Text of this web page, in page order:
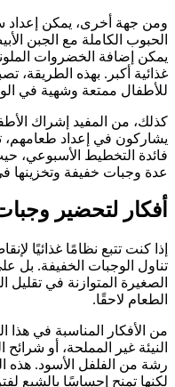
ومن جهة أخرى، يمكن إعداد
الحبوب الكاملة مع الجبن
يمكن إضافة الخضروات
غذائية أكبر. بهذه الطريقة،
للأطفال ممتعة وشهية في
كذلك، من المفيد إشراك
يشاركون في إعداد طعامهم،
فائدة التخطيط الأسبوعي،
عدة وجبات خفيفة وتخزينها
أفكار لتحضير
إذا كنت تتبع نظامًا غذائيًا
تناول الوجبات الخفيفة. بل
الصغيرة المتوازنة في
الطعام لاحقًا.
من الأفكار المناسبة في
النيئة غير المملحة، أو
رشة من الفلفل الأسود. هذه
لكنها تمنح إحساسًا بالشبع